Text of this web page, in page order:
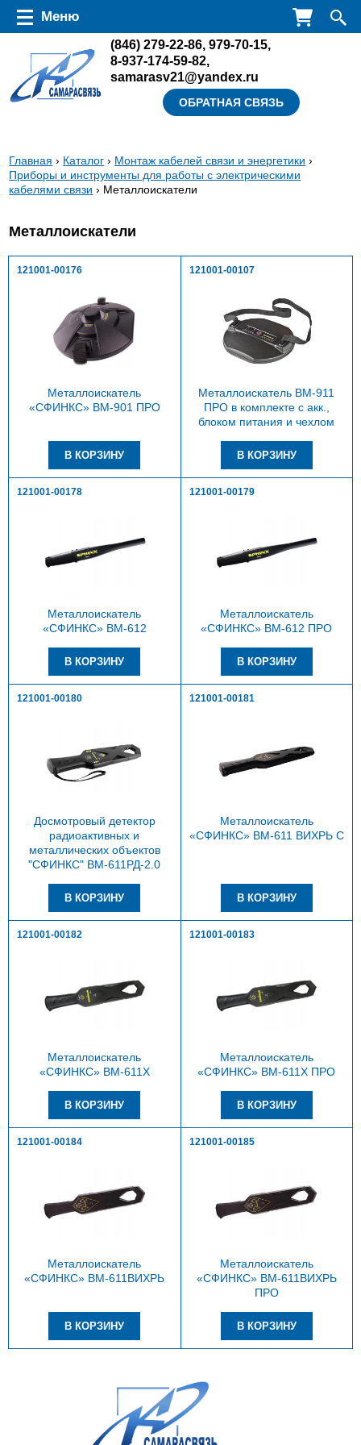
Перейти к основному содержанию
(846) 279-22-86,979-70-15,
8-937-174-59-82,
samarasv21@yandex.ru
ОБРАТНАЯ СВЯЗЬ
Меню
Вы
здесь
Главная › Каталог › Монтаж кабелей связи и энергетики ›
Приборы и инструменты для работы с электрическими
кабелями связи › Металлоискатели
Металлоискатели
121001-00176
Металлоискатель
«СФИНКС» ВМ-901 ПРО
121001-00107
Металлоискатель ВМ-911
ПРО в комплекте с акк.,
блоком питания и чехлом
121001-00178
Металлоискатель
«СФИНКС» ВМ-612
121001-00179
Металлоискатель
«СФИНКС» ВМ-612 ПРО
121001-00180
Досмотровый детектор
радиоактивных и
металлических объектов
"СФИНКС" ВМ-611РД-2.0
121001-00181
Металлоискатель
«СФИНКС» ВМ-611 ВИХРЬ С
121001-00182
Металлоискатель
«СФИНКС» ВМ-611Х
121001-00183
Металлоискатель
«СФИНКС» ВМ-611Х ПРО
121001-00184
Металлоискатель
«СФИНКС» ВМ-611ВИХРЬ
121001-00185
Металлоискатель
«СФИНКС» ВМ-611ВИХРЬ
ПРО